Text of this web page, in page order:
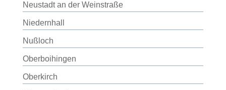
Neustadt an der Weinstraße
Niedernhall
Nußloch
Oberboihingen
Oberkirch